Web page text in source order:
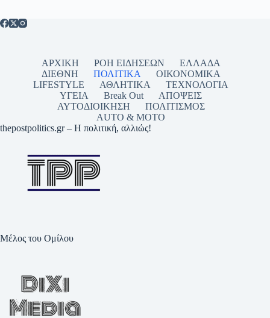
ΑΡΧΙΚΗ ΡΟΗ ΕΙΔΗΣΕΩΝ
ΕΛΛΑΔΑ
ΔΙΕΘΝΗ
ΠΟΛΙΤΙΚΑ
ΟΙΚΟΝΟΜΙΚΑ
LIFESTYLE
ΑΘΛΗΤΙΚΑ
ΤΕΧΝΟΛΟΓΙΑ
ΥΓΕΙΑ
Break Out
ΑΠΟΨΕΙΣ
ΑΥΤΟΔΙΟΙΚΗΣΗ
ΠΟΛΙΤΙΣΜΟΣ
AUTO & MOTO
thepostpolitics.gr – Η πολιτική, αλλιώς!
Μέλος του Ομίλου